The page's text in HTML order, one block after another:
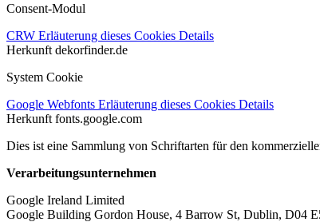
Consent-Modul
CRW Erläuterung dieses Cookies Details
Herkunft dekorfinder.de
System Cookie
Google Webfonts Erläuterung dieses Cookies Details
Herkunft fonts.google.com
Dies ist eine Sammlung von Schriftarten für den
Verarbeitungsunternehmen
Google Ireland Limited
Google Building Gordon House, 4 Barrow St, Dublin, D04